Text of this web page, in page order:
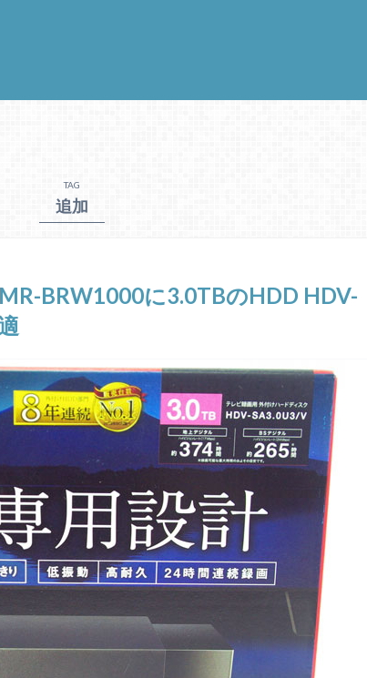
TAG
追加
BRW1000に3.0TBのHDD HDV-